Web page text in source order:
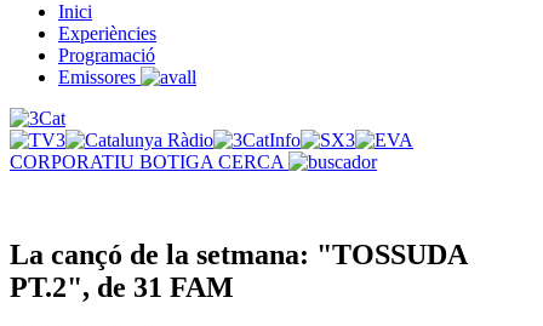
Inici
Experiències
Programació
Emissores
CORPORATIU BOTIGA CERCA
La cançó de la setmana: "TOSSUDA
PT.2", de 31 FAM